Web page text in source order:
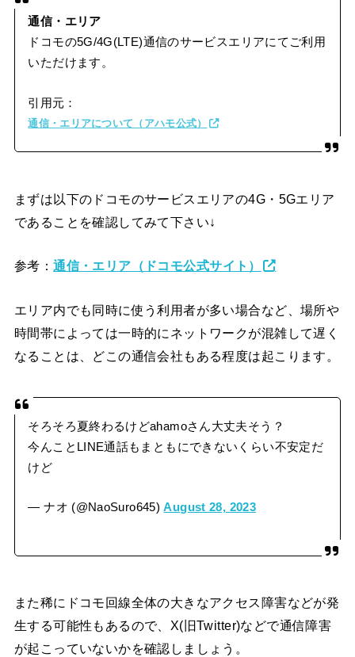
通信・エリア
ドコモの5G/4G(LTE)通信のサービスエリアにてご利用
いただけます。
引用元：
通信・エリアについて（アハモ公式）
まずは以下のドコモのサービスエリアの4G・5Gエリア
であることを確認してみて下さい↓
参考：通信・エリア（ドコモ公式サイト）
エリア内でも同時に使う利用者が多い場合など、場所や
時間帯によっては一時的にネットワークが混雑して遅く
なることは、どこの通信会社もある程度は起こります。
そろそろ夏終わるけどahamoさん大丈夫そう？
今んことLINE通話もまともにできないくらい不安定だ
けど
— ナオ (@NaoSuro645)August 28, 2023
また稀にドコモ回線全体の大きなアクセス障害などが発
生する可能性もあるので、X(旧Twitter)などで通信障害
が起こっていないかを確認しましょう。